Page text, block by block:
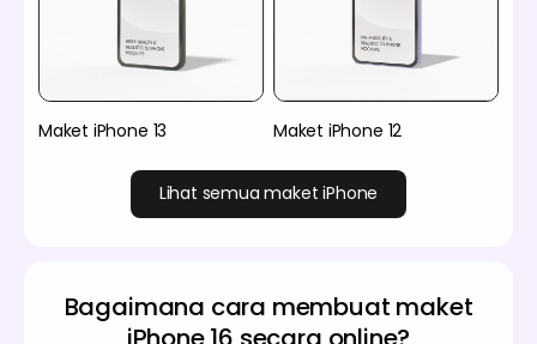
Maket iPhone 13 Maket iPhone 12
Lihat semua maket iPhone
Bagaimana cara membuat maket